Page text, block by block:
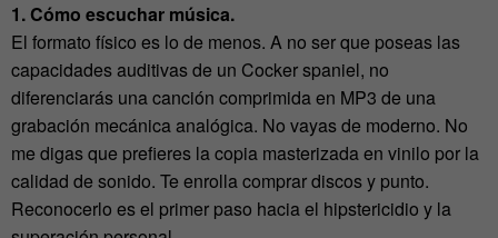
1. Cómo escuchar música.
El formato físico es lo de menos. A no ser que poseas las
capacidades auditivas de un Cocker spaniel, no
diferenciarás una canción comprimida en MP3 de una
grabación mecánica analógica. No vayas de moderno. No
me digas que prefieres la copia masterizada en vinilo por la
calidad de sonido. Te enrolla comprar discos y punto.
Reconocerlo es el primer paso hacia el hipstericidio y la